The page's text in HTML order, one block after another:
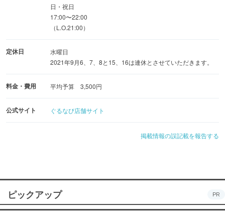
座敷席を完備。
ゆったりと寛いでお過ごしください。
日・祝日
17:00〜22:00
（L.O.21:00）
定休日
水曜日
2021年9月6、7、8と15、16は連休とさせていただきます。
料金・費用 平均予算 3,500円
公式サイト ぐるなび店舗サイト
掲載情報の誤記載を報告する
ピックアップ PR